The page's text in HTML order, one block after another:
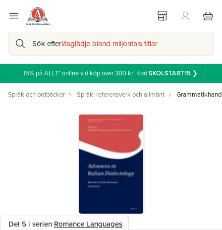
Sök efterläsglädje bland miljontals titlar
15% på ALLT* online vid köp över 300 kr! KodSKOLSTART15❯
Språk och ordböcker Språk: referensverk och allmänt
Del 5 i serien Romance Languages